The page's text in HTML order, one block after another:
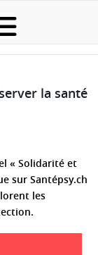
la santé
« Solidarité et
sur Santépsy.ch
les